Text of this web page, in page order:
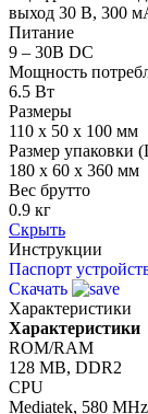
выход 30 В, 300
Питание
9 – 30В DC
Мощность
6.5 Вт
Размеры
110 x 50 x 100 мм
Размер упаковки
180 x 60 x 360 мм
Вес брутто
0.9 кг
Скрыть
Инструкции
Паспорт
Скачать
Характеристики
Характеристики
ROM/RAM
128 MB, DDR2
CPU
Mediatek, 580